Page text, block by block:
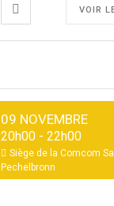
VOIR
09 NOVEMBRE
20h00- 22h00
Siège de la Comcom
Pechelbronn